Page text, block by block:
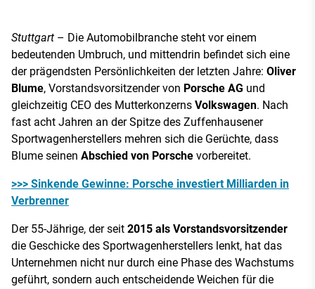
Stuttgart – Die Automobilbranche steht vor einem
bedeutenden Umbruch, und mittendrin befindet sich eine
der prägendsten Persönlichkeiten der letzten Jahre: Oliver
Blume, Vorstandsvorsitzender von Porsche AG und
gleichzeitig CEO des Mutterkonzerns Volkswagen. Nach
fast acht Jahren an der Spitze des Zuffenhausener
Sportwagenherstellers mehren sich die Gerüchte, dass
Blume seinen Abschied von Porsche vorbereitet.
>>> Sinkende Gewinne: Porsche investiert Milliarden in
Verbrenner
Der 55-Jährige, der seit 2015 als Vorstandsvorsitzender
die Geschicke des Sportwagenherstellers lenkt, hat das
Unternehmen nicht nur durch eine Phase des Wachstums
geführt, sondern auch entscheidende Weichen für die